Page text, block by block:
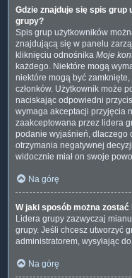
Gdzie znajduje się spis grup
grupy?
Spis grup użytkowników
znajdującą się w panelu
kliknięciu odnośnika Moje
każdego. Niektóre mogą
niektóre mogą być
członków. Użytkownik może
naciskając odpowiedni
wymaga akceptacji przyjęcia
zaakceptowana przez lidera
podanie wyjaśnień, dlaczego
otrzymania negatywnej
widocznie miał on swoje
Na górę
W jaki sposób można
Lidera grupy zazwyczaj
grupy. Jeśli chcesz utworzyć
administratorem, wysyłając
Na górę